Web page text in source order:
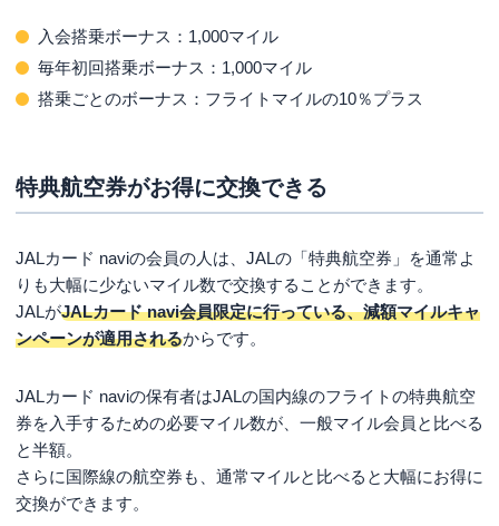
入会搭乗ボーナス：1,000マイル
毎年初回搭乗ボーナス：1,000マイル
搭乗ごとのボーナス：フライトマイルの10％プラス
特典航空券がお得に交換できる
JALカード naviの会員の人は、JALの「特典航空券」を通常よ
りも大幅に少ないマイル数で交換することができます。
JALがJALカード navi会員限定に行っている、減額マイルキャ
ンペーンが適用されるからです。
JALカード naviの保有者はJALの国内線のフライトの特典航空
券を入手するための必要マイル数が、一般マイル会員と比べる
と半額。
さらに国際線の航空券も、通常マイルと比べると大幅にお得に
交換ができます。